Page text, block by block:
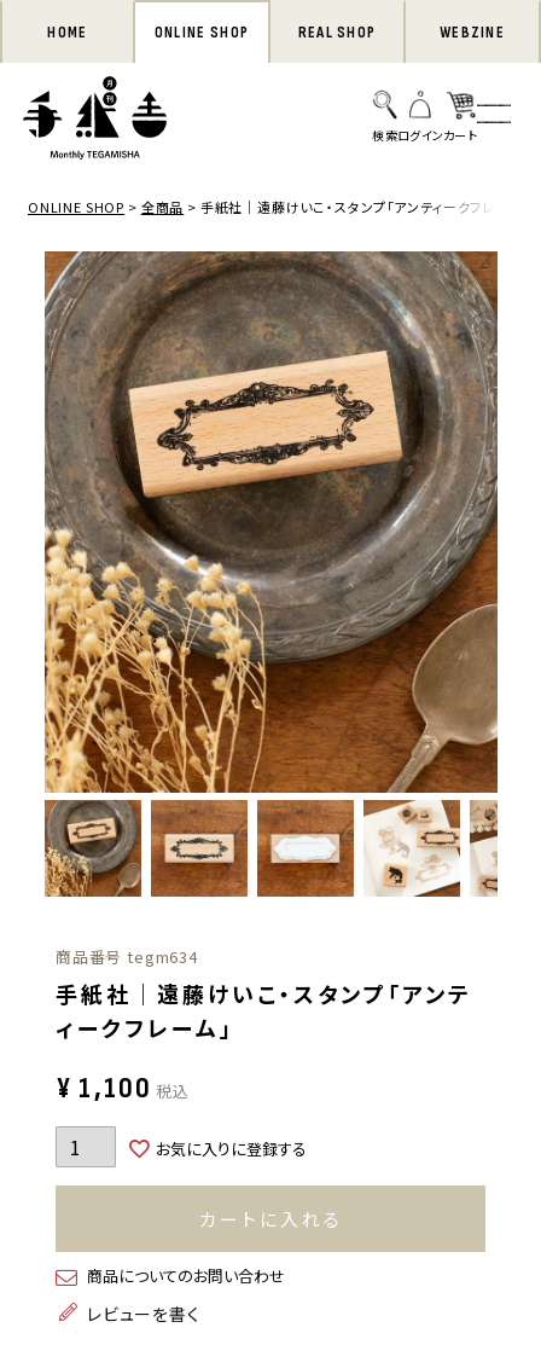
HOME ONLINE SHOP REAL SHOP WEBZINE
ONLINE SHOP 全商品 手紙社｜遠藤けいこ・スタンプ「アンティークフレーム」
商品番号 tegm634
手紙社｜遠藤けいこ・スタンプ「アンテ
ィークフレーム」
¥ 1,100 税込
お気に入りに登録する
カートに入れる
商品についてのお問い合わせ
レビューを書く